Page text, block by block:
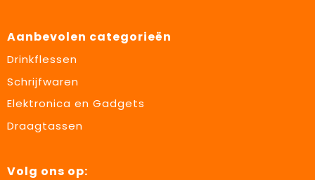
Aanbevolen categorieën
Drinkflessen
Schrijfwaren
Elektronica en Gadgets
Draagtassen
Volg ons op: